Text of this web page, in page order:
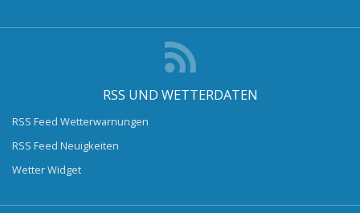
RSS UND WETTERDATEN
RSS Feed Wetterwarnungen
RSS Feed Neuigkeiten
Wetter Widget